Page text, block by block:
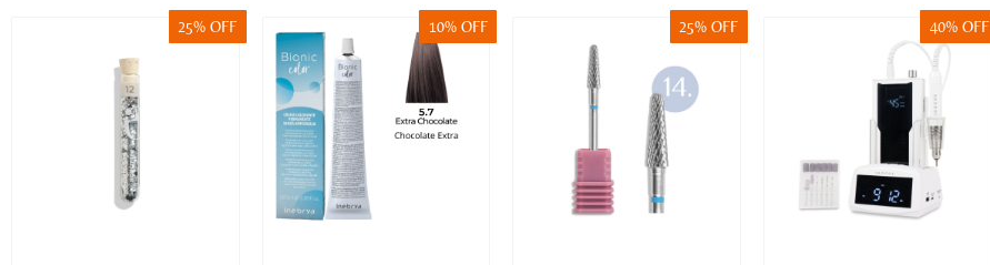
25% OFF 10% OFF 25% OFF 40% OFF